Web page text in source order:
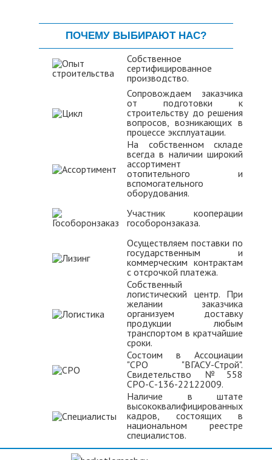
ПОЧЕМУ ВЫБИРАЮТ НАС?
Собственное
сертифицированное
производство.
Сопровождаем заказчика
от подготовки к
строительству до решения
вопросов, возникающих в
процессе эксплуатации.
На собственном складе
всегда в наличии широкий
ассортимент
отопительного и
вспомогательного
оборудования.
Участник кооперации
гособоронзаказа.
Осуществляем поставки по
государственным и
коммерческим контрактам
с отсрочкой платежа.
Собственный
логистический центр. При
желании заказчика
организуем доставку
продукции любым
транспортом в кратчайшие
сроки.
Состоим в Ассоциации
"СРО "ВГАСУ-Строй".
Свидетельство №558
СРО-С-136-22122009.
Наличие в штате
высококвалифицированных
кадров, состоящих в
национальном реестре
специалистов.